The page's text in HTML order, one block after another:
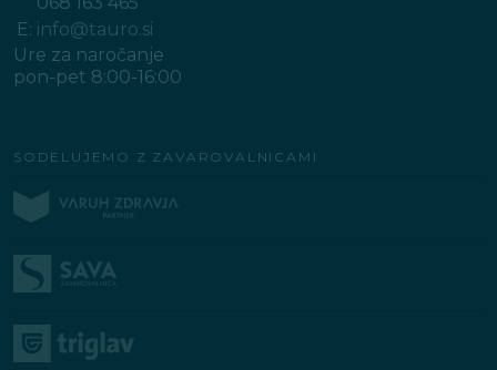
E: info@tauro.si
Ure za naročanje
pon-pet 8:00-16:00
SODELUJEMO Z ZAVAROVALNICAMI